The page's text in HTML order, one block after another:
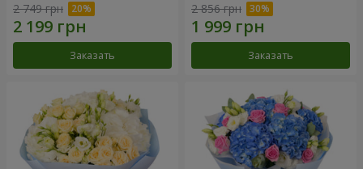
2 749 грн
Заказать
2 856 грн
Заказать